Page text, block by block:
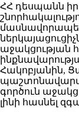
ՀՀ դեսպանն
աջակցության
Հակոբյանին,
գործուն
լինի հասնել